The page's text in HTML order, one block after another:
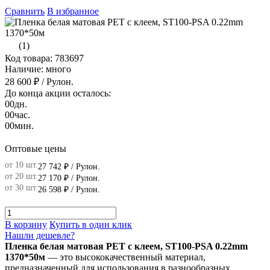
Сравнить В избранное
(1)
Код товара: 783697
Наличие: много
28 600 ₽ / Рулон.
До конца акции осталось:
00дн.
00час.
00мин.
Оптовые цены
от 10 шт. 27 742 ₽ / Рулон.
от 20 шт. 27 170 ₽ / Рулон.
от 30 шт. 26 598 ₽ / Рулон.
В корзину Купить в один клик
Нашли дешевле?
Пленка белая матовая PET с клеем, ST100-PSA 0.22mm
1370*50м — это высококачественный материал,
предназначенный для использования в разнообразных